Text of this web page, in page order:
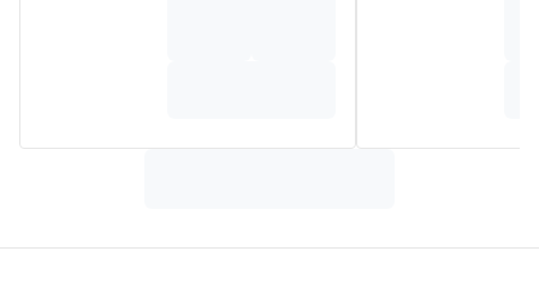
ACID, BUTYLENE GLYCOL, GLUCONOLACTONE, SODIUM